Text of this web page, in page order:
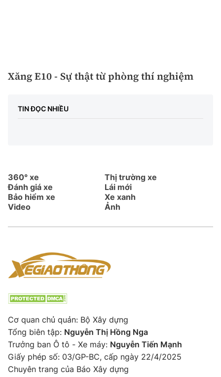
Xăng E10 - Sự thật từ phòng thí nghiệm
TIN ĐỌC NHIỀU
360° xe
Thị trường xe
Đánh giá xe
Lái mới
Bảo hiểm xe
Xe xanh
Video
Ảnh
Cơ quan chủ quản: Bộ Xây dựng
Tổng biên tập: Nguyễn Thị Hồng Nga
Trưởng ban Ô tô - Xe máy: Nguyễn Tiến Mạnh
Giấy phép số: 03/GP-BC, cấp ngày 22/4/2025
Chuyên trang của Báo Xây dựng